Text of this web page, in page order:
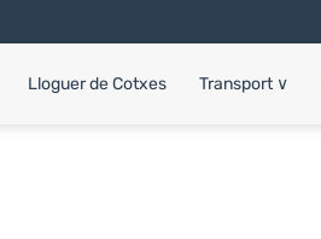
Lloguer de Cotxes Transport ∨